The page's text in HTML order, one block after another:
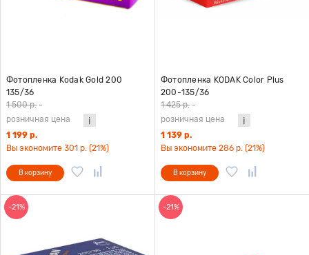
Фотопленка Kodak Gold 200
135/36
1 500 р. -
розничная цена
1 199 р.
Вы экономите 301 р. (21%)
В корзину
Фотопленка KODAK Color Plus
200-135/36
1 425 р. -
розничная цена
1 139 р.
Вы экономите 286 р. (21%)
В корзину
-21% -21%